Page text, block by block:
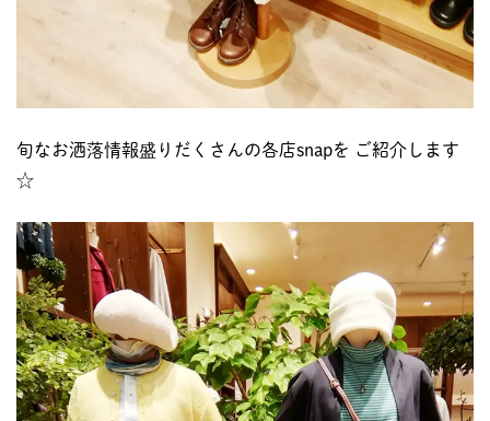
旬なお洒落情報盛りだくさんの各店snapを ご紹介します
☆